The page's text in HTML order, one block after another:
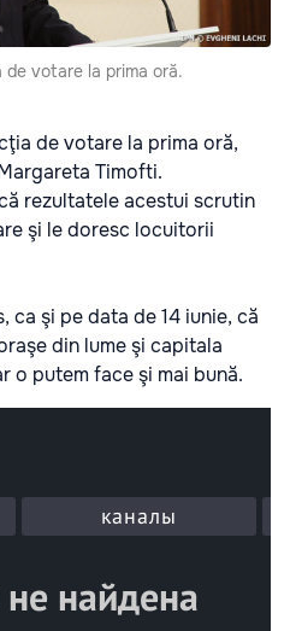
votare la prima oră.
de votare la prima oră,
Timofti.
rezultatele acestui scrutin
şi le doresc locuitorii
ca şi pe data de 14 iunie, că
din lume şi capitala
o putem face şi mai bună.